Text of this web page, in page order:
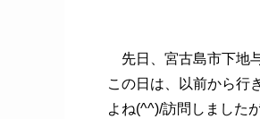
先日、宮古島市下地
この日は、以前から行
よね(^^)/訪問しました